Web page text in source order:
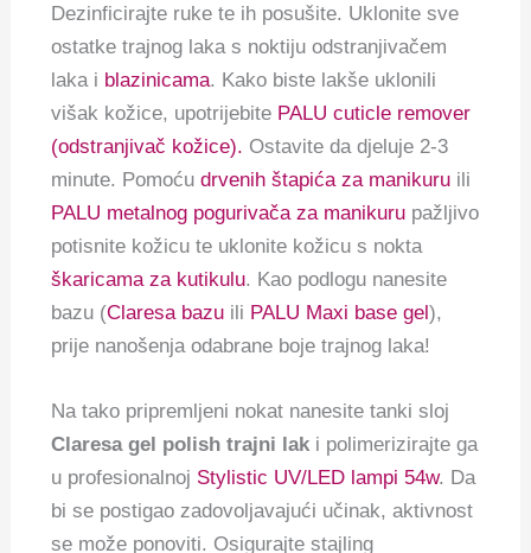
Dezinficirajte ruke te ih posušite. Uklonite sve
ostatke trajnog laka s noktiju odstranjivačem
laka i blazinicama. Kako biste lakše uklonili
višak kožice, upotrijebite PALU cuticle remover
(odstranjivač kožice). Ostavite da djeluje 2-3
minute. Pomoćudrvenih štapića za manikuru ili
PALU metalnog pogurivača za manikuru pažljivo
potisnite kožicu te uklonite kožicu s nokta
škaricama za kutikulu. Kao podlogu nanesite
bazu (Claresa bazu ili PALU Maxi base gel),
prije nanošenja odabrane boje trajnog laka!
Na tako pripremljeni nokat nanesite tanki sloj
Claresa gel polish trajni lak i polimerizirajte ga
u profesionalnoj Stylistic UV/LED lampi 54w. Da
bi se postigao zadovoljavajući učinak, aktivnost
se može ponoviti. Osigurajte stajling